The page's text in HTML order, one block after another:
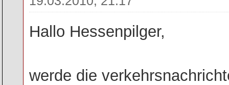
Hallo Hessenpilger,
werde die